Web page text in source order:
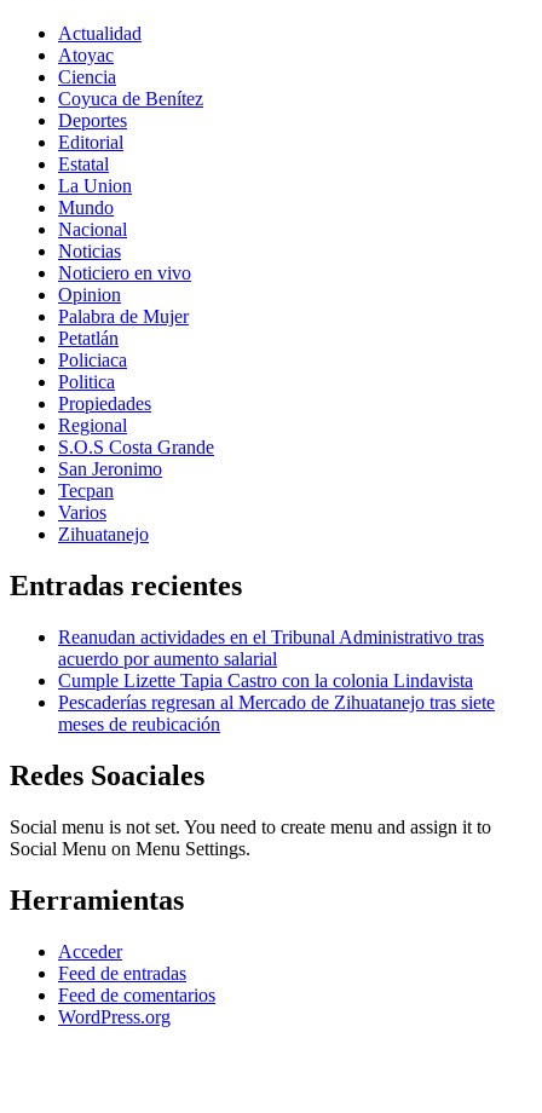
Actualidad
Atoyac
Ciencia
Coyuca de Benítez
Deportes
Editorial
Estatal
La Union
Mundo
Nacional
Noticias
Noticiero en vivo
Opinion
Palabra de Mujer
Petatlán
Policiaca
Politica
Propiedades
Regional
S.O.S Costa Grande
San Jeronimo
Tecpan
Varios
Zihuatanejo
Entradas recientes
Reanudan actividades en el Tribunal Administrativo tras
acuerdo por aumento salarial
Cumple Lizette Tapia Castro con la colonia Lindavista
Pescaderías regresan al Mercado de Zihuatanejo tras siete
meses de reubicación
Redes Soaciales
Social menu is not set. You need to create menu and assign it to
Social Menu on Menu Settings.
Herramientas
Acceder
Feed de entradas
Feed de comentarios
WordPress.org